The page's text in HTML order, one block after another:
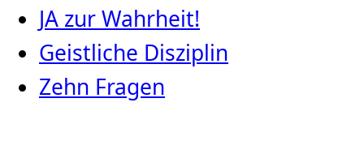
JA zur Wahrheit!
Geistliche Disziplin
Zehn Fragen